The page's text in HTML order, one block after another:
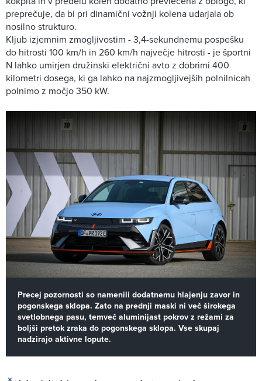
preprečuje, da bi pri dinamični vožnji kolena udarjala ob
nosilno strukturo.
Kljub izjemnim zmogljivostim - 3,4-sekundnemu pospešku
do hitrosti 100 km/h in 260 km/h največje hitrosti - je športni
N lahko umirjen družinski električni avto z dobrimi 400
kilometri dosega, ki ga lahko na najzmogljivejših polnilnicah
polnimo z močjo 350 kW.
Precej pozornosti so namenili dodatnemu hlajenju zavor in
pogonskega sklopa. Zato na prednji maski ni več širokega
svetlobnega pasu, temveč aluminijast pokrov z režami za
boljši pretok zraka do pogonskega sklopa. Vse skupaj
nadzirajo aktivne lopute.